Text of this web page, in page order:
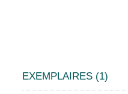
EXEMPLAIRES (1)